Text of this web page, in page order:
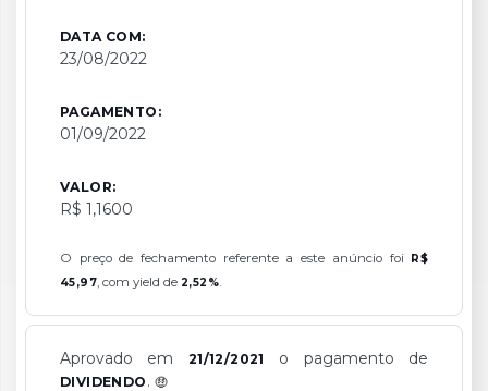
DATA COM:
23/08/2022
PAGAMENTO:
01/09/2022
VALOR:
R$ 1,1600
O preço de fechamento referente a este anúncio foi
R$
45,97, com yield de 2,52%.
Aprovado em 21/12/2021 o pagamento de
DIVIDENDO .